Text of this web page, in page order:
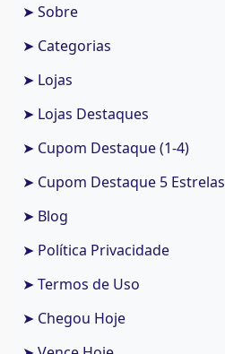
➤ Sobre
➤ Categorias
➤ Lojas
➤ Lojas Destaques
➤ Cupom Destaque (1-4)
➤ Cupom Destaque 5 Estrelas
➤ Blog
➤ Política Privacidade
➤ Termos de Uso
➤ Chegou Hoje